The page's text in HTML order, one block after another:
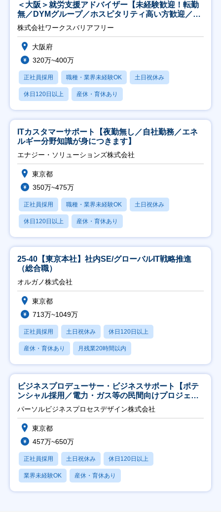
＜大阪＞就労支援アドバイザー【未経験歓迎！転勤
無／DYMグループ／ホスピタリティ高い方歓迎／土
日祝】
株式会社ワークスバリアフリー
大阪府
320万~400万
正社員採用 職種・業界未経験OK 土日祝休み
休日120日以上 産休・育休あり
ITカスタマーサポート【夜勤無し／自社勤務／エネ
ルギー分野知識が身につきます】
エナジー・ソリューションズ株式会社
東京都
350万~475万
正社員採用 職種・業界未経験OK 土日祝休み
休日120日以上 産休・育休あり
25-40【東京本社】社内SE/グローバルIT戦略推進
（総合職）
オルガノ株式会社
東京都
713万~1049万
正社員採用 土日祝休み 休日120日以上
産休・育休あり 月残業20時間以内
ビジネスプロデューサー・ビジネスサポート【ポテ
ンシャル採用／電力・ガス等の民間向けプロジェク
ト推進】
パーソルビジネスプロセスデザイン株式会社
東京都
457万~650万
正社員採用 土日祝休み 休日120日以上
業界未経験OK 産休・育休あり